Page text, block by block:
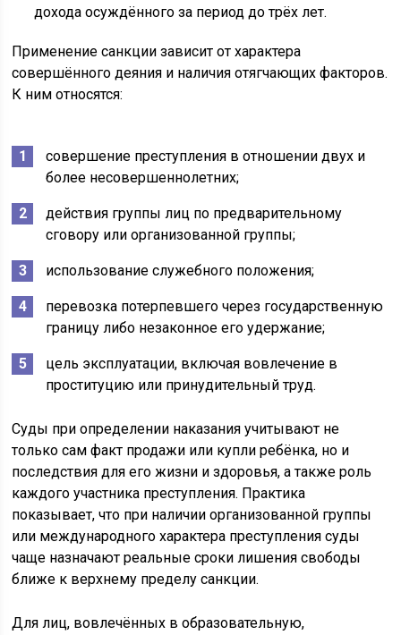
дохода осуждённого за период до трёх лет.
Применение санкции зависит от характера
совершённого деяния и наличия отягчающих факторов.
К ним относятся:
совершение преступления в отношении двух и
более несовершеннолетних;
действия группы лиц по предварительному
сговору или организованной группы;
использование служебного положения;
перевозка потерпевшего через государственную
границу либо незаконное его удержание;
цель эксплуатации, включая вовлечение в
проституцию или принудительный труд.
Суды при определении наказания учитывают не
только сам факт продажи или купли ребёнка, но и
последствия для его жизни и здоровья, а также роль
каждого участника преступления. Практика
показывает, что при наличии организованной группы
или международного характера преступления суды
чаще назначают реальные сроки лишения свободы
ближе к верхнему пределу санкции.
Для лиц, вовлечённых в образовательную,